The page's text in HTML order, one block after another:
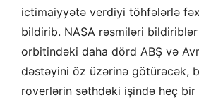
ictimaiyyətə verdiyi töhfələrlə
bildirib. NASA rəsmiləri
orbitindəki daha dörd ABŞ və
dəstəyini öz üzərinə götürəcək,
roverlərin səthdəki işində heç